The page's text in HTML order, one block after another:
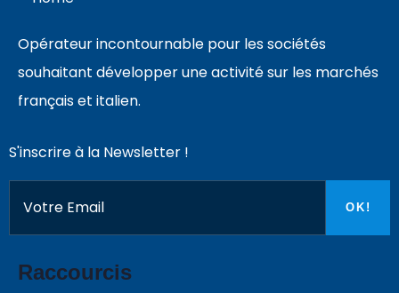
Opérateur incontournable pour les sociétés
souhaitant développer une activité sur les marchés
français et italien.
S'inscrire à la Newsletter !
Raccourcis